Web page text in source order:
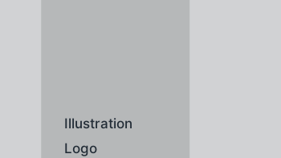
Illustration
Logo